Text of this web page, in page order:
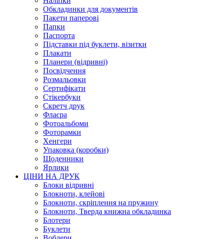
Обкладинки для документів
Пакети паперові
Папки
Паспорта
Підставки під буклети, візитки
Плакати
Планери (відривні)
Посвідчення
Розмальовки
Сертифікати
Стікербуки
Скретч друк
Флаєра
Фотоальбоми
Фоторамки
Хенгери
Упаковка (коробки)
Щоденники
Ярлики
ЦІНИ НА ДРУК
Блоки відривні
Блокноти, клейові
Блокноти, скріплення на пружину
Блокноти, Тверда книжна обкладинка
Блотери
Буклети